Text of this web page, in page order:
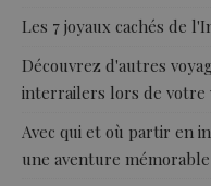
Les 7 joyaux cachés de
Découvrez d'autres
interrailers lors de votre
Avec qui et où partir en
une aventure mémorable